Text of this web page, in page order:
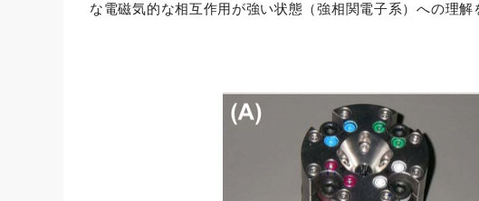
な電磁気的な相互作用が強い状態（強相関電子系）への理解